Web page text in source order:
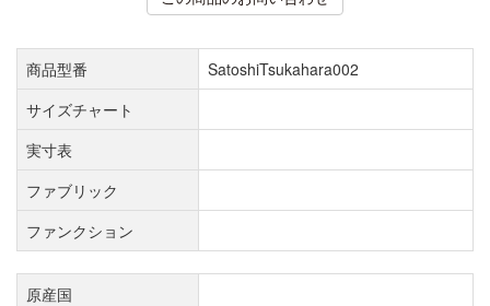
商品型番
SatoshiTsukahara002
サイズチャート
実寸表
ファブリック
ファンクション
原産国